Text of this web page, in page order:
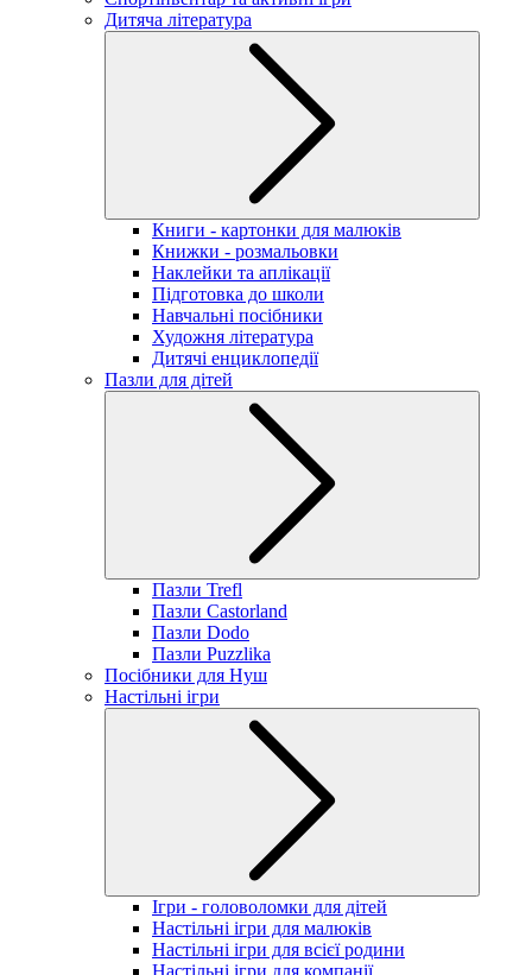
Дитяча література
Книги - картонки для малюків
Книжки - розмальовки
Наклейки та аплікації
Підготовка до школи
Навчальні посібники
Художня література
Дитячі енциклопедії
Пазли для дітей
Пазли Trefl
Пазли Castorland
Пазли Dodo
Пазли Puzzlika
Посібники для Нуш
Настільні ігри
Ігри - головоломки для дітей
Настільні ігри для малюків
Настільні ігри для всієї родини
Настільні ігри для компанії